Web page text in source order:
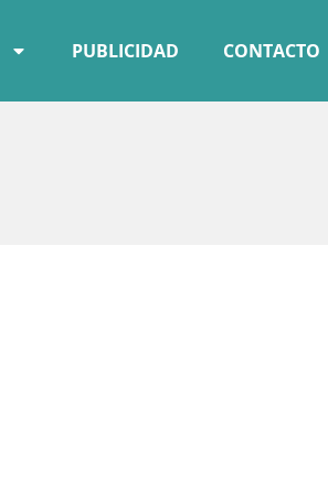
PUBLICIDAD CONTACTO